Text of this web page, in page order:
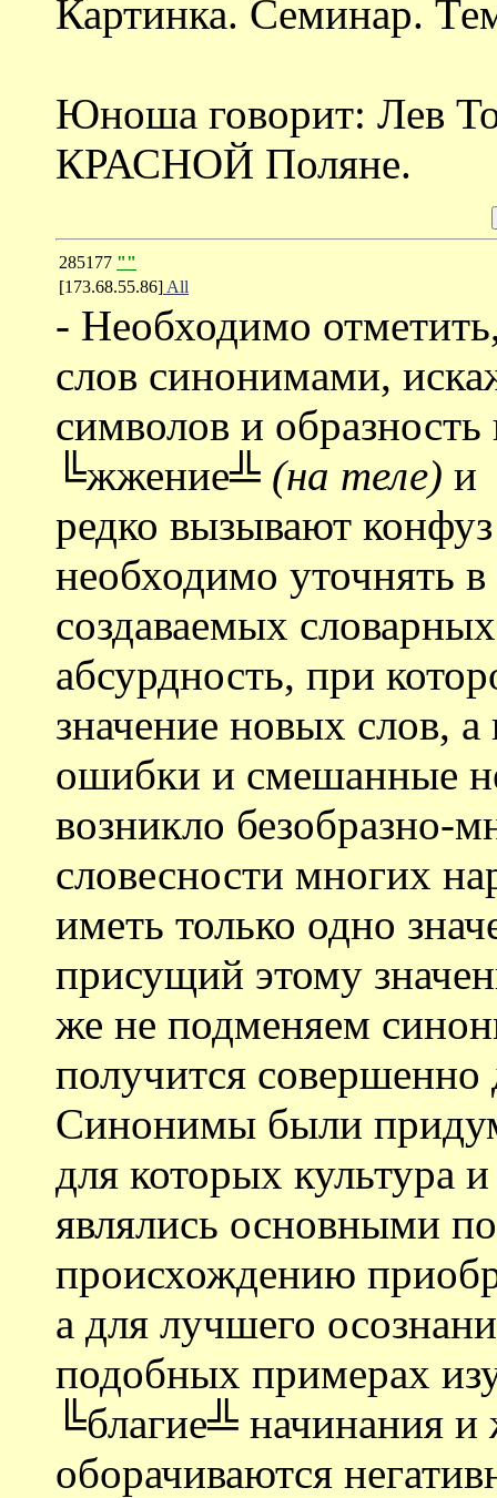
Картинка. Семинар.
Юноша говорит: Лев
КРАСНОЙ Поляне.
285177 ""
[173.68.55.86] All
- Необходимо
слов синонимами,
символов и
╚жжение╩ (на теле) и
редко вызывают
необходимо уточнять
создаваемых
абсурдность, при
значение новых слов,
ошибки и смешанные
возникло безобразно-
словесности многих
иметь только одно
присущий этому
же не подменяем
получится
Синонимы были
для которых культура
являлись основными
происхождению
а для лучшего
подобных примерах
╚благие╩ начинания и
оборачиваются